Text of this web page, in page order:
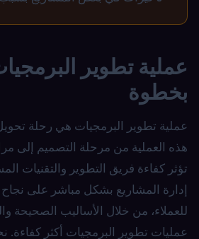
عملية تطوير
بخطوة
عملية تطوير البرمجيات هي رحلة
هذه العملية من مرحلة التصميم إلى
تؤثر كفاءة فريق التطوير والتقنيات
إدارة المشاريع بشكل مباشر على
للعملاء، من خلال الأساليب الصحيحة
عمليات تطوير البرمجيات أكثر